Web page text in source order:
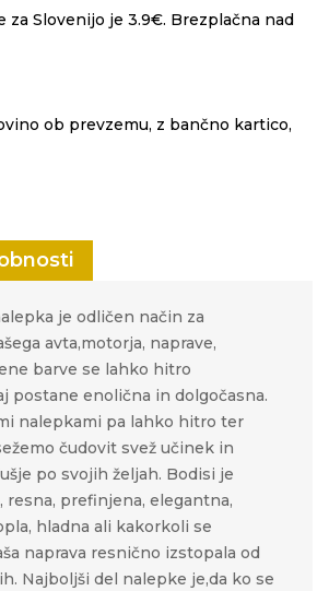
za Slovenijo je 3.9€. Brezplačna nad
ob prevzemu, z bančno kartico,
je odličen način za
avta,motorja, naprave,
barve se lahko hitro
postane enolična in dolgočasna.
nalepkami pa lahko hitro ter
čudovit svež učinek in
po svojih željah.​​ Bodisi je
resna, prefinjena, elegantna,
hladna ali kakorkoli se
naprava resnično izstopala od
Najboljši del nalepke je,da ko se